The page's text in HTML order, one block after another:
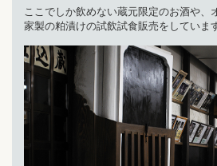
ここでしか飲めない蔵元限定のお酒や、
家製の粕漬けの試飲試食販売をしていま